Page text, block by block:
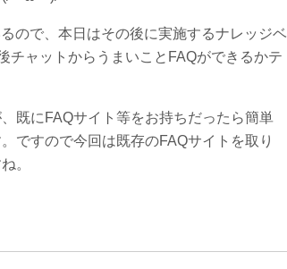
ので、本日はその後に実施するナレッジベ
チャットからうまいことFAQができるかテ
既にFAQサイト等をお持ちだったら簡単
ですので今回は既存のFAQサイトを取り
。